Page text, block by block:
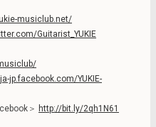
musiclub.net/
Guitarist_YUKIE
jp.facebook.com/YUKIE-
＞ http://bit.ly/2qh1N61